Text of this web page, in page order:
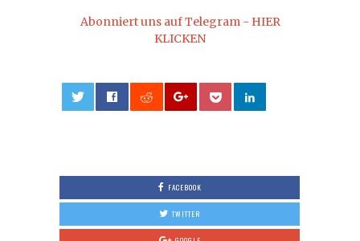
Abonniert uns auf Telegram - HIER
KLICKEN
FACEBOOK
TWITTER